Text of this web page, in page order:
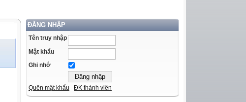
ĐĂNG NHẬP
Tên truy nhập
Mật khẩu
Ghi nhớ
Quên mật khẩu ĐK thành viên